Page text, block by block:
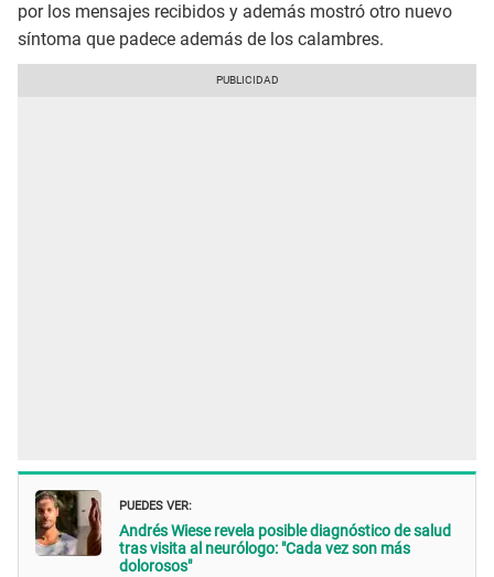
por los mensajes recibidos y además mostró otro nuevo
síntoma que padece además de los calambres.
PUEDES VER:
Andrés Wiese revela posible diagnóstico de salud
tras visita al neurólogo: "Cada vez son más
dolorosos"